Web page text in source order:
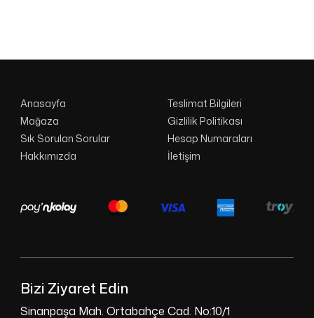
Bizi Ziyaret Edin
Sinanpaşa Mah. Ortabahçe Cad. No:10/1
Anasayfa
Mağaza
Sık Sorulan Sorular
Hakkımızda
Teslimat Bilgileri
Gizlilik Politikası
Hesap Numaraları
İletişim